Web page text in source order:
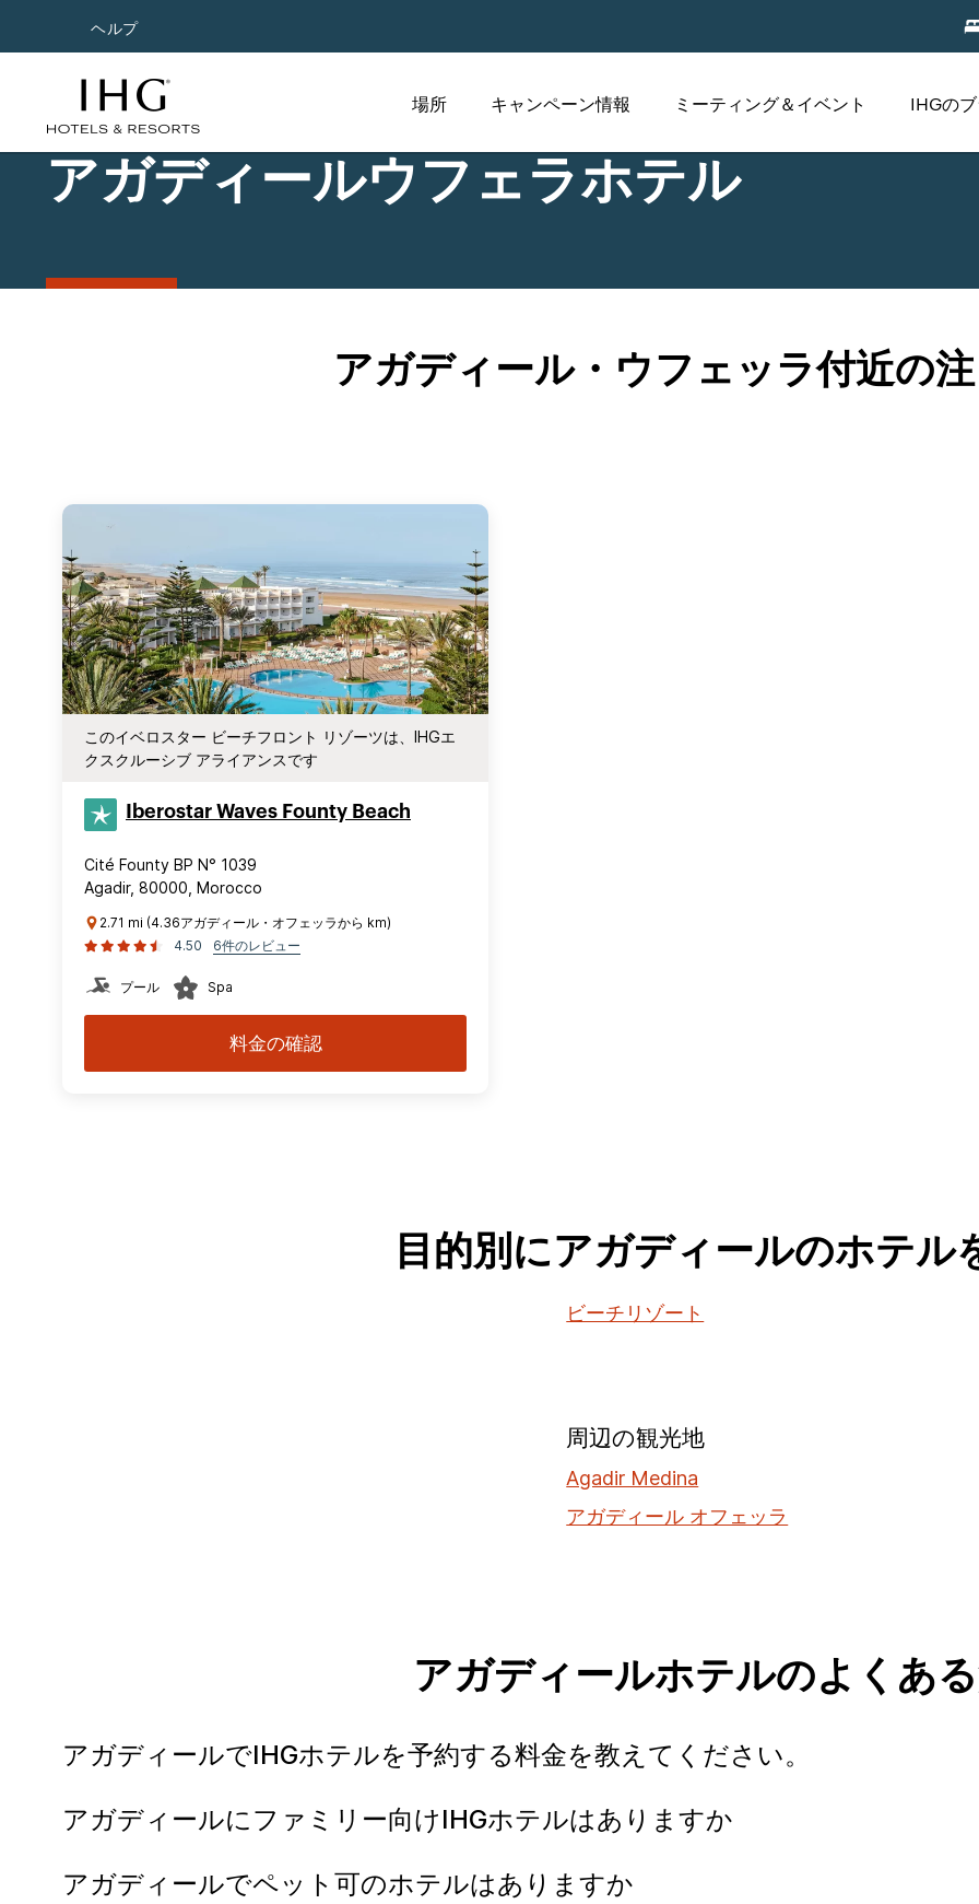
ヘルプ
場所 キャンペーン情報 ミーティング＆イベント IHGの
アガディールウフェラホテル
アガディール・ウフェッラ付近の
このイベロスター ビーチフロント リゾーツは、IHGエ
クスクルーシブ アライアンスです
Iberostar Waves Founty Beach
Cité Founty BP N° 1039
Agadir, 80000, Morocco
2.71 mi (4.36アガディール・オフェッラから km)
4.50
6件のレビュー
プール Spa
料金の確認
目的別にアガディールのホテル
ビーチリゾート
周辺の観光地
Agadir Medina
アガディール オフェッラ
アガディールホテルのよくあ
アガディールでIHGホテルを予約する料金を教えてください。
アガディールにファミリー向けIHGホテルはありますか
アガディールでペット可のホテルはありますか